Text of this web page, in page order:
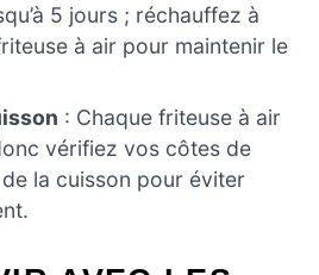
5 jours ; réchauffez à
à air pour maintenir le
: Chaque friteuse à air
vérifiez vos côtes de
la cuisson pour éviter